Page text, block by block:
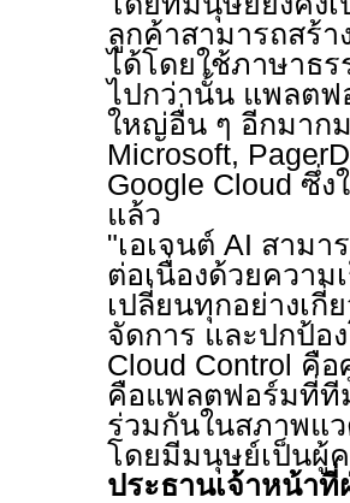
ลูกค้าสามารถสร้า
ได้โดยใช้ภาษาธ
ไปกว่านั้น แพลตฟ
ใหญ่อื่น ๆ อีกมาก
Microsoft,
Google Cloud ซึ่ง
แล้ว
"เอเจนต์ AI สามา
ต่อเนื่องด้วยความ
เปลี่ยนทุกอย่างเกี่
จัดการ และปกป้อ
Cloud Control คือ
คือแพลตฟอร์มที่ที
ร่วมกันในสภาพแ
โดยมีมนุษย์เป็นผู้
ประธานเจ้าหน้า